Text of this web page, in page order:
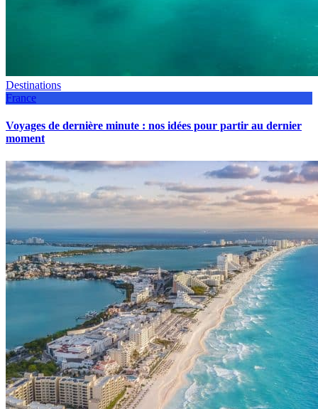
Destinations
France
Voyages de dernière minute : nos idées pour partir au dernier
moment